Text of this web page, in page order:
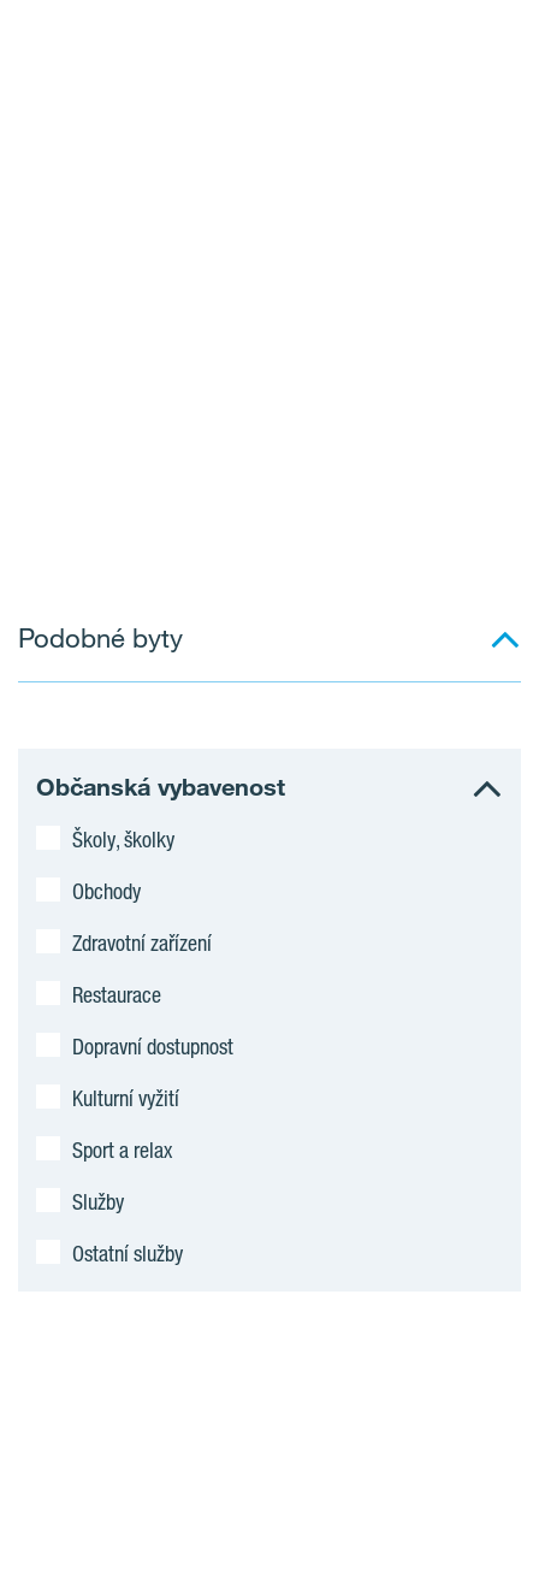
Podobné byty
Občanská vybavenost
Školy, školky
Obchody
Zdravotní zařízení
Restaurace
Dopravní dostupnost
Kulturní vyžití
Sport a relax
Služby
Ostatní služby